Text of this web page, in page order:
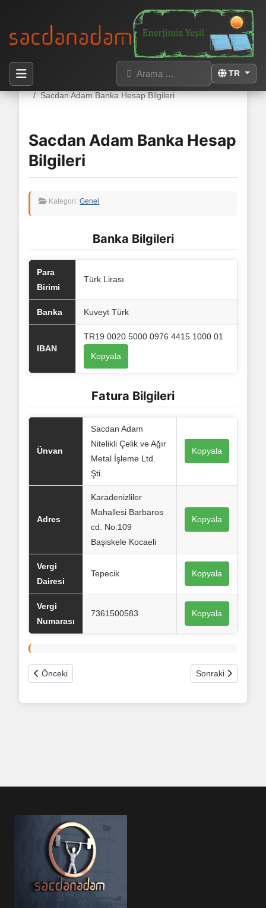
Dilinizi seçin
TR
Arama
Buradasınız:
Sacdan Adam Banka Hesap Bilgileri
Sacdan Adam Banka Hesap
Bilgileri
Kategori:Genel
Banka Bilgileri
Para
Birimi
Türk Lirası
Banka Kuveyt Türk
IBAN
TR19 0020 5000 0976 4415 1000 01
Kopyala
Fatura Bilgileri
Ünvan
Sacdan Adam
Nitelikli Çelik ve Ağır
Metal İşleme Ltd.
Şti.
Kopyala
Adres
Karadenizliler
Mahallesi Barbaros
cd. No:109
Başiskele Kocaeli
Kopyala
Vergi
Dairesi
Tepecik Kopyala
Vergi
Numarası
7361500583 Kopyala
Önceki makale: Sacdan Adam Toleranslar
Önceki Sonraki makale:
Sonraki